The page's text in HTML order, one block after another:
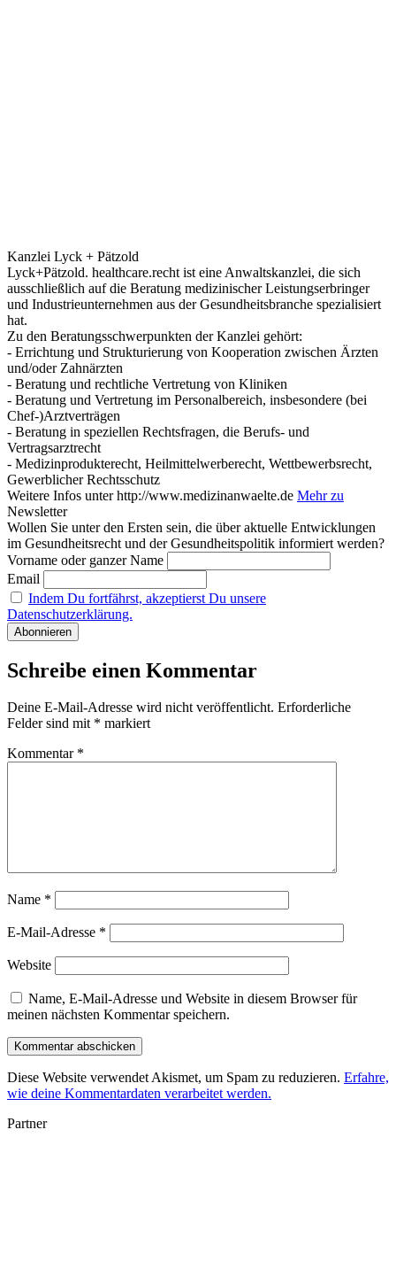
Kanzlei Lyck + Pätzold
Lyck+Pätzold. healthcare.recht ist eine Anwaltskanzlei, die sich
ausschließlich auf die Beratung medizinischer Leistungserbringer
und Industrieunternehmen aus der Gesundheitsbranche spezialisiert
hat.
Zu den Beratungsschwerpunkten der Kanzlei gehört:
- Errichtung und Strukturierung von Kooperation zwischen Ärzten
und/oder Zahnärzten
- Beratung und rechtliche Vertretung von Kliniken
- Beratung und Vertretung im Personalbereich, insbesondere (bei
Chef-)Arztverträgen
- Beratung in speziellen Rechtsfragen, die Berufs- und
Vertragsarztrecht
- Medizinprodukterecht, Heilmittelwerberecht, Wettbewerbsrecht,
Gewerblicher Rechtsschutz
Weitere Infos unter http://www.medizinanwaelte.de Mehr zu
Newsletter
Wollen Sie unter den Ersten sein, die über aktuelle Entwicklungen
im Gesundheitsrecht und der Gesundheitspolitik informiert werden?
Vorname oder ganzer Name
Email
Indem Du fortfährst, akzeptierst Du unsere
Datenschutzerklärung.
Schreibe einen Kommentar
Deine E-Mail-Adresse wird nicht veröffentlicht. Erforderliche
Felder sind mit * markiert
Kommentar *
Name *
E-Mail-Adresse *
Website
Name, E-Mail-Adresse und Website in diesem Browser für
meinen nächsten Kommentar speichern.
Diese Website verwendet Akismet, um Spam zu reduzieren. Erfahre,
wie deine Kommentardaten verarbeitet werden.
Partner